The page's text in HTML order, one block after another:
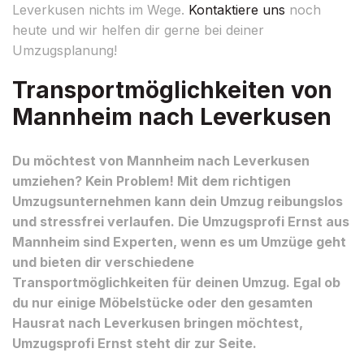
Leverkusen nichts im Wege. Kontaktiere uns noch
heute und wir helfen dir gerne bei deiner
Umzugsplanung!
Transportmöglichkeiten von
Mannheim nach Leverkusen
Du möchtest von Mannheim nach Leverkusen
umziehen? Kein Problem! Mit dem richtigen
Umzugsunternehmen kann dein Umzug reibungslos
und stressfrei verlaufen. Die Umzugsprofi Ernst aus
Mannheim sind Experten, wenn es um Umzüge geht
und bieten dir verschiedene
Transportmöglichkeiten für deinen Umzug. Egal ob
du nur einige Möbelstücke oder den gesamten
Hausrat nach Leverkusen bringen möchtest,
Umzugsprofi Ernst steht dir zur Seite.